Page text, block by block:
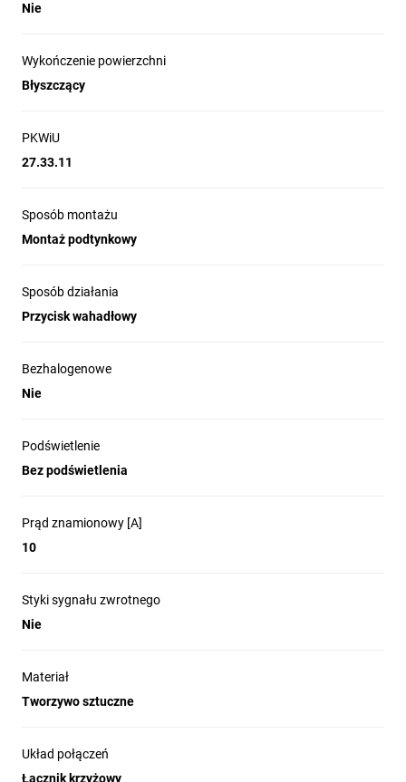
Nie
Wykończenie powierzchni
Błyszczący
PKWiU
27.33.11
Sposób montażu
Montaż podtynkowy
Sposób działania
Przycisk wahadłowy
Bezhalogenowe
Nie
Podświetlenie
Bez podświetlenia
Prąd znamionowy [A]
10
Styki sygnału zwrotnego
Nie
Materiał
Tworzywo sztuczne
Układ połączeń
Łącznik krzyżowy